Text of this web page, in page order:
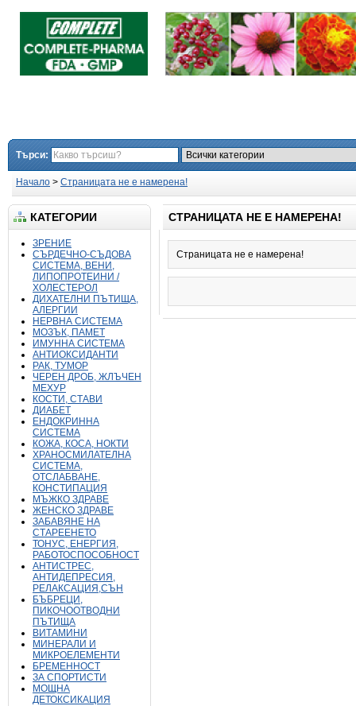
Търси:
Начало > Страницата не е намерена!
КАТЕГОРИИ
ЗРЕНИЕ
СЪРДЕЧНО-СЪДОВА
СИСТЕМА, ВЕНИ,
ЛИПОПРОТЕИНИ /
ХОЛЕСТЕРОЛ
ДИХАТЕЛНИ ПЪТИЩА,
АЛЕРГИИ
НЕРВНА СИСТЕМА
МОЗЪК, ПАМЕТ
ИМУННА СИСТЕМА
АНТИОКСИДАНТИ
РАК, ТУМОР
ЧЕРЕН ДРОБ, ЖЛЪЧЕН
МЕХУР
КОСТИ, СТАВИ
ДИАБЕТ
ЕНДОКРИННА
СИСТЕМА
КОЖА, КОСА, НОКТИ
ХРАНОСМИЛАТЕЛНА
СИСТЕМА,
ОТСЛАБВАНЕ,
КОНСТИПАЦИЯ
МЪЖКО ЗДРАВЕ
ЖЕНСКО ЗДРАВЕ
ЗАБАВЯНЕ НА
СТАРЕЕНЕТО
ТОНУС, ЕНЕРГИЯ,
РАБОТОСПОСОБНОСТ
АНТИСТРЕС,
АНТИДЕПРЕСИЯ,
РЕЛАКСАЦИЯ,СЪН
БЪБРЕЦИ,
ПИКОЧООТВОДНИ
ПЪТИЩА
ВИТАМИНИ
МИНЕРАЛИ И
МИКРОЕЛЕМЕНТИ
БРЕМЕННОСТ
ЗА СПОРТИСТИ
МОЩНА
ДЕТОКСИКАЦИЯ
СТРАНИЦАТА НЕ Е НАМЕРЕНА!
Страницата не е намерена!